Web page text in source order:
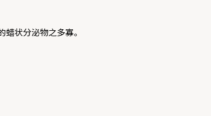
状分泌物之多寡。